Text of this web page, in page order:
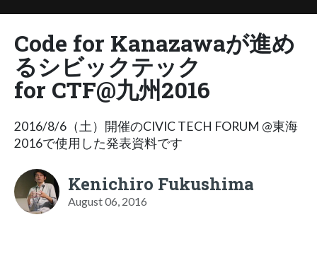
Code for Kanazawaが進め
るシビックテック
for CTF@九州2016
2016/8/6（土）開催のCIVIC TECH FORUM @東海
2016で使用した発表資料です
Kenichiro Fukushima
August 06, 2016